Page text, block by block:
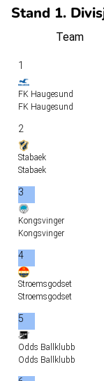
Stand 1.
Team
1
FK Haugesund
FK Haugesund
2
Stabaek
Stabaek
3
Kongsvinger
Kongsvinger
4
Stroemsgodset
Stroemsgodset
5
Odds Ballklubb
Odds Ballklubb